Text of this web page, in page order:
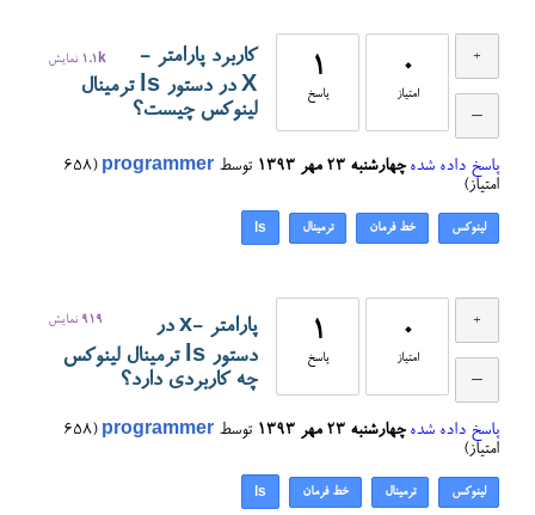
0
امتیاز
1
پاسخ
1.1k نمایش
کاربرد پارامتر -
X در دستور ls ترمینال
لینوکس چیست؟
پاسخ داده شده چهارشنبه ۲۳ مهر ۱۳۹۳ توسط programmer
(
658
امتیاز)
لینوکس خط فرمان ترمینال ls
0
امتیاز
1
پاسخ
919 نمایش
پارامتر -x در
دستور ls ترمینال لینوکس
چه کاربردی دارد؟
پاسخ داده شده چهارشنبه ۲۳ مهر ۱۳۹۳ توسط programmer
(
658
امتیاز)
لینوکس ترمینال خط فرمان ls